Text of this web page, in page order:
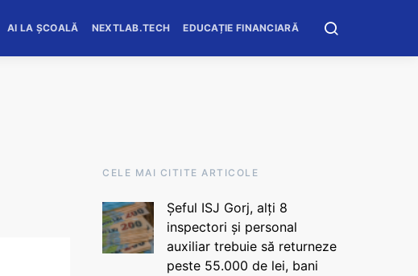
AI LA ȘCOALĂ NEXTLAB.TECH EDUCAȚIE FINANCIARĂ
CELE MAI CITITE ARTICOLE
Șeful ISJ Gorj, alți 8
inspectori și personal
auxiliar trebuie să returneze
peste 55.000 de lei, bani